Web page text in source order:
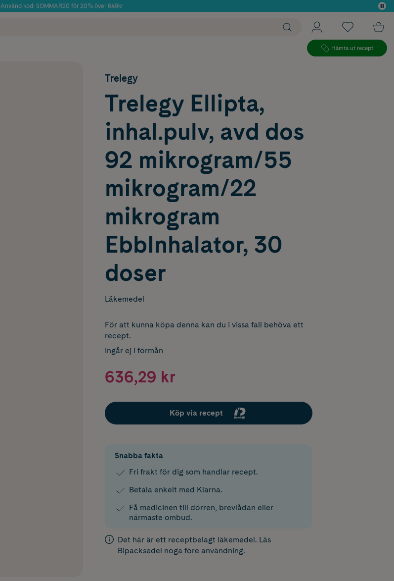
Använd kod: SOMMAR20 för 20% över 649kr
Hämta ut recept
Trelegy
Trelegy Ellipta,
inhal.pulv, avd dos
92 mikrogram/55
mikrogram/22
mikrogram
EbbInhalator, 30
doser
Läkemedel
För att kunna köpa denna kan du i vissa fall behöva ett
recept.
Ingår ej i förmån
636,29 kr
Köp via recept
Snabba fakta
Fri frakt för dig som handlar recept.
Betala enkelt med Klarna.
Få medicinen till dörren, brevlådan eller
närmaste ombud.
Det här är ett receptbelagt läkemedel. Läs
Bipacksedel noga före användning.